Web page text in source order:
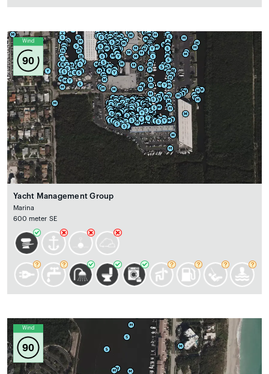
Wind
90
Yacht Management Group
Marina
600 meter SE
Wind
90